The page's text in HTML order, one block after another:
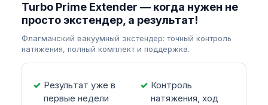
Turbo Prime Extender — когда нужен не
просто экстендер, а результат!
Флагманский вакуумный экстендер: точный контроль
натяжения, полный комплект и поддержка.
Результат уже в
первые недели
Контроль
натяжения, ход